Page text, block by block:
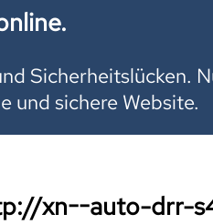
Sicherheitslücken.
und sichere Website.
xn--auto-drr-